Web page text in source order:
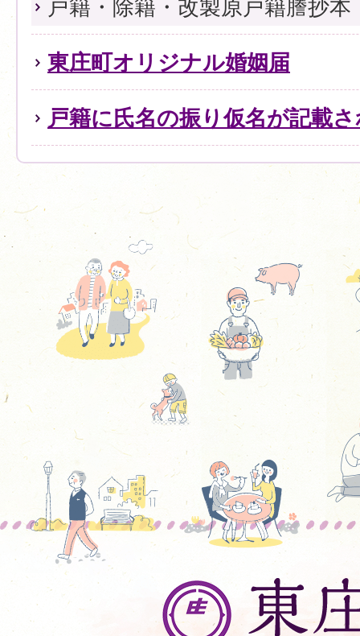
戸籍・除籍・改製原戸籍謄抄本
東庄町オリジナル婚姻届
戸籍に氏名の振り仮名が記載
東
庄